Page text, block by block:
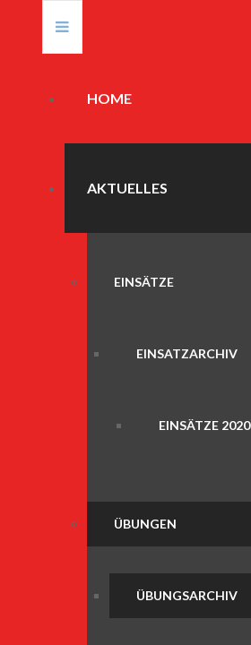
HOME
AKTUELLES
EINSÄTZE
EINSATZARCHIV
EINSÄTZE 2020
ÜBUNGEN
ÜBUNGSARCHIV